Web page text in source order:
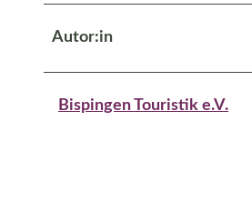
Autor:in
Bispingen Touristik e.V.